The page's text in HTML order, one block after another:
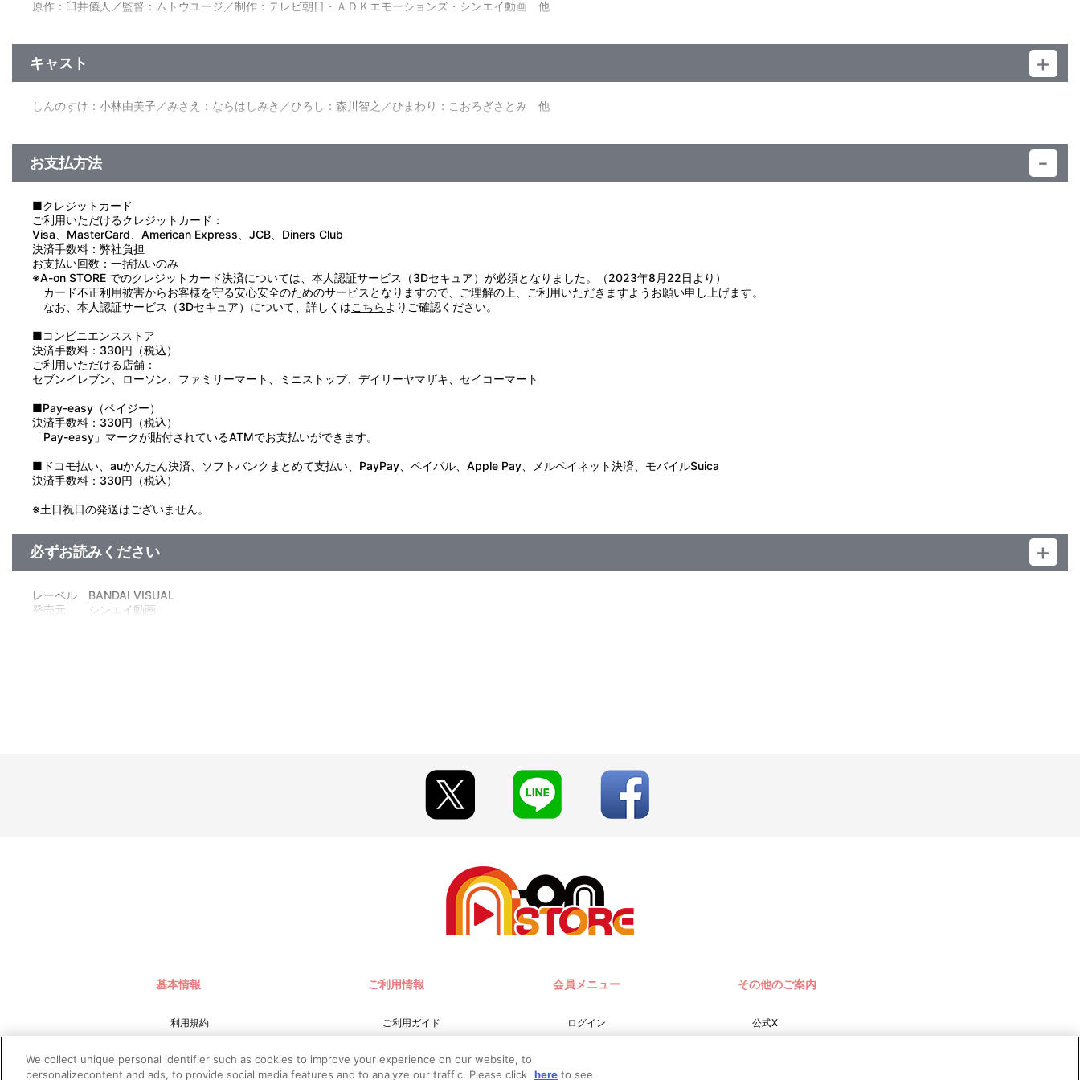
第9話「ボーちゃんがかくしてるゾ」／第10話「父ちゃんが私服出勤だゾ」
原作：臼井儀人／監督：ムトウユージ／制作：テレビ朝日・ＡＤＫエモーションズ・シンエイ動画 他
キャスト
しんのすけ：小林由美子／みさえ：ならはしみき／ひろし：森川智之／ひまわり：こおろぎさとみ 他
お支払方法
■クレジットカード
ご利用いただけるクレジットカード：
Visa、MasterCard、American Express、JCB、Diners Club
決済手数料：弊社負担
お支払い回数：一括払いのみ
※A-on STORE でのクレジットカード決済については、本人認証サービス（3Dセキュア）が必須となりました。（2023年8月22日より）
カード不正利用被害からお客様を守る安心安全のためのサービスとなりますので、ご理解の上、ご利用いただきますようお願い申し上げます。
なお、本人認証サービス（3Dセキュア）について、詳しくはこちら よりご確認ください。
■コンビニエンスストア
決済手数料：330円（税込）
ご利用いただける店舗：
セブンイレブン、ローソン、ファミリーマート、ミニストップ、デイリーヤマザキ、セイコーマート
■Pay-easy（ペイジー）
決済手数料：330円（税込）
「Pay-easy」マークが貼付されているATMでお支払いができます。
■ドコモ払い、auかんたん決済、ソフトバンクまとめて支払い、PayPay、ペイパル、Apple Pay、メルペイネット決済、モバイルSuica
決済手数料：330円（税込）
※土日祝日の発送はございません。
必ずお読みください
レーベル BANDAI VISUAL
発売元 シンエイ動画
基本情報
利用規約
プライバシーポリシー
ご利用情報
ご利用ガイド
お問い合わせ
会員メニュー
ログイン
新規会員登録
その他のご案内
公式X
We collect unique personal identifier such as cookies to improve your experience on our website, to
personalizecontent and ads, to provide social media features and to analyze our traffic. Please click here to see